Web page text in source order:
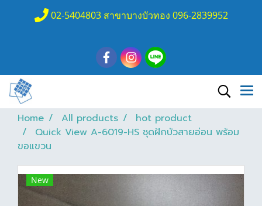
02-5404803 สาขาบางบัวทอง 096-2839952
Home All products
hot product
Quick View A-6019-HS ชุดฝักบัวสายอ่อน พร้อม
ขอแขวน
New